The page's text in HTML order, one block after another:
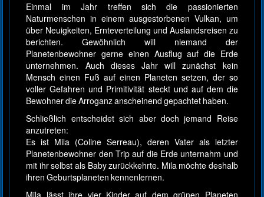
Einmal im Jahr treffen sich die passionierten
Naturmenschen in einem ausgestorbenen Vulkan, um
über Neuigkeiten, Ernteverteilung und Auslandsreisen zu
berichten. Gewöhnlich will niemand der
Planetenbewohner gerne einen Ausflug auf die Erde
unternehmen. Auch dieses Jahr will zunächst kein
Mensch einen Fuß auf einen Planeten setzen, der so
voller Gefahren und Primitivität steckt und auf dem die
Bewohner die Arroganz anscheinend gepachtet haben.
Schließlich entscheidet sich aber doch jemand Reise
anzutreten:
Es ist Mila (Coline Serreau), deren Vater als letzter
Planetenbewohner den Trip auf die Erde unternahm und
mit ihr selbst als Baby zurückkehrte. Mila möchte deshalb
ihren Geburtsplaneten kennenlernen.